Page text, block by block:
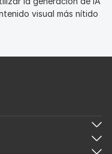
visual más nítido